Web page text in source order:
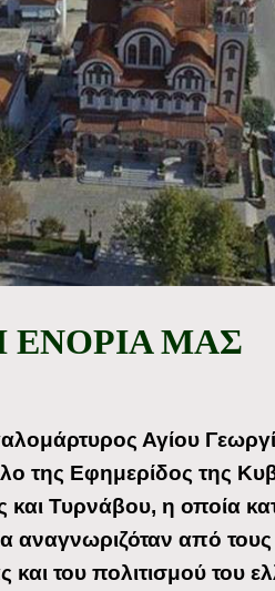
ΕΝΟΡΙΑ ΜΑΣ
Αγίου
της Εφημερίδος της
Τυρνάβου, η οποία
αναγνωριζόταν από
του πολιτισμού του